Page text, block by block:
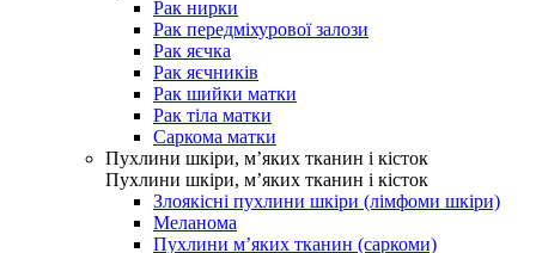
Рак нирки
Рак передміхурової залози
Рак яєчка
Рак яєчників
Рак шийки матки
Рак тіла матки
Саркома матки
Пухлини шкіри, м’яких тканин і кісток
Пухлини шкіри, м’яких тканин і кісток
Злоякісні пухлини шкіри (лімфоми шкіри)
Меланома
Пухлини м’яких тканин (саркоми)